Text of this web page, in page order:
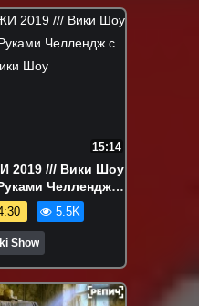
15:14
/// Вики Шоу
Челлендж с
Шоу
5.5K
Show